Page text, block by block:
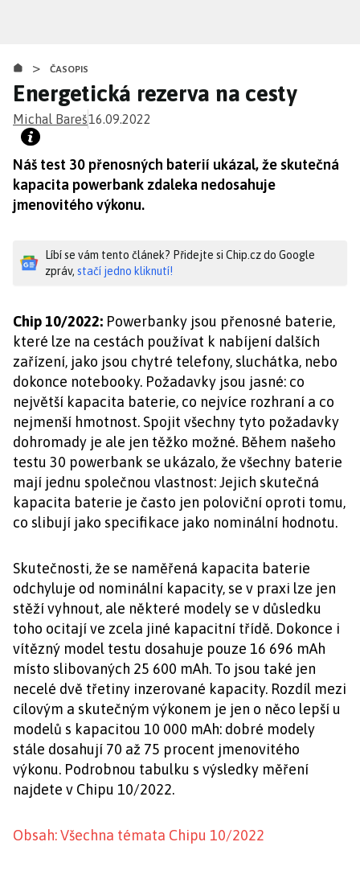
obsahu
> ČASOPIS
Energetická rezerva na cesty
Michal Bareš16.09.2022
Náš test 30 přenosných baterií ukázal, že skutečná
kapacita powerbank zdaleka nedosahuje
jmenovitého výkonu.
Líbí se vám tento článek? Přidejte si Chip.cz do Google
zpráv, stačí jedno kliknutí!
Chip 10/2022: Powerbanky jsou přenosné baterie,
které lze na cestách používat k nabíjení dalších
zařízení, jako jsou chytré telefony, sluchátka, nebo
dokonce notebooky. Požadavky jsou jasné: co
největší kapacita baterie, co nejvíce rozhraní a co
nejmenší hmotnost. Spojit všechny tyto požadavky
dohromady je ale jen těžko možné. Během našeho
testu 30 powerbank se ukázalo, že všechny baterie
mají jednu společnou vlastnost: Jejich skutečná
kapacita baterie je často jen poloviční oproti tomu,
co slibují jako specifikace jako nominální hodnotu.
Skutečnosti, že se naměřená kapacita baterie
odchyluje od nominální kapacity, se v praxi lze jen
stěží vyhnout, ale některé modely se v důsledku
toho ocitají ve zcela jiné kapacitní třídě. Dokonce i
vítězný model testu dosahuje pouze 16 696 mAh
místo slibovaných 25 600 mAh. To jsou také jen
necelé dvě třetiny inzerované kapacity. Rozdíl mezi
cílovým a skutečným výkonem je jen o něco lepší u
modelů s kapacitou 10 000 mAh: dobré modely
stále dosahují 70 až 75 procent jmenovitého
výkonu. Podrobnou tabulku s výsledky měření
najdete v Chipu 10/2022.
Obsah: Všechna témata Chipu 10/2022